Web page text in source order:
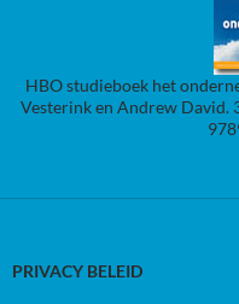
HBO studieboek het
Vesterink en Andrew David.
PRIVACY BELEID